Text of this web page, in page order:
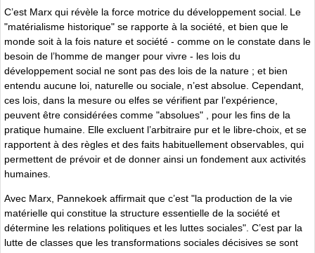
C’est Marx qui révèle la force motrice du développement social. Le
"matérialisme historique" se rapporte à la société, et bien que le
monde soit à la fois nature et société - comme on le constate dans le
besoin de l’homme de manger pour vivre - les lois du
développement social ne sont pas des lois de la nature ; et bien
entendu aucune loi, naturelle ou sociale, n’est absolue. Cependant,
ces lois, dans la mesure ou elfes se vérifient par l’expérience,
peuvent être considérées comme "absolues" , pour les fins de la
pratique humaine. Elle excluent l’arbitraire pur et le libre-choix, et se
rapportent à des règles et des faits habituellement observables, qui
permettent de prévoir et de donner ainsi un fondement aux activités
humaines.
Avec Marx, Pannekoek affirmait que c’est "la production de la vie
matérielle qui constitue la structure essentielle de la société et
détermine les relations politiques et les luttes sociales". C’est par la
lutte de classes que les transformations sociales décisives se sont